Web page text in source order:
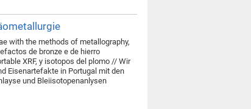
with the methods of metallography,
de bronze e de hierro
XRF, y isotopos del plomo // Wir
Eisenartefakte in Portugal mit den
und Bleiisotopenanlysen